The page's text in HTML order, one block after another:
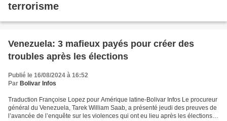
terrorisme
Venezuela: 3 mafieux payés pour créer des
troubles après les élections
Publié le 16/08/2024 à 16:52
Par Bolivar Infos
Traduction Françoise Lopez pour Amérique latine-Bolivar Infos Le procureur
général du Venezuela, Tarek William Saab, a présenté jeudi des preuves de
l’avancée de l’enquête sur les violences qui ont eu lieu après les élections